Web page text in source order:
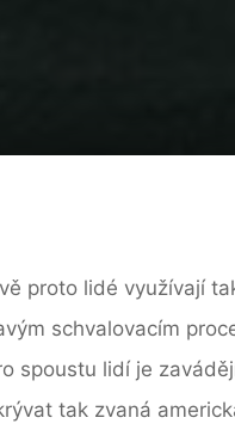
proto lidé využívají
schvalovacím
spoustu lidí je
tak zvaná